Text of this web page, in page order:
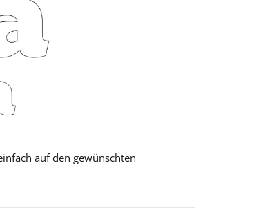
auf den gewünschten